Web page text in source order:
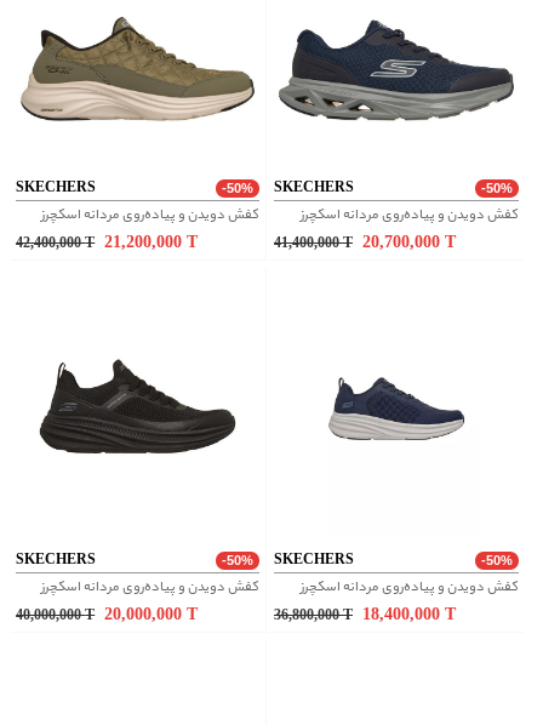
SKECHERS -50%
کفش دویدن و پیاده‌روی مردانه اسکچرز
42,400,000 T 21,200,000
SKECHERS -50%
کفش دویدن و پیاده‌روی مردانه اسکچرز
41,400,000 T 20,700,000
SKECHERS -50%
کفش دویدن و پیاده‌روی مردانه اسکچرز
40,000,000 T 20,000,000
SKECHERS -50%
کفش دویدن و پیاده‌روی مردانه اسکچرز
36,800,000 T 18,400,000